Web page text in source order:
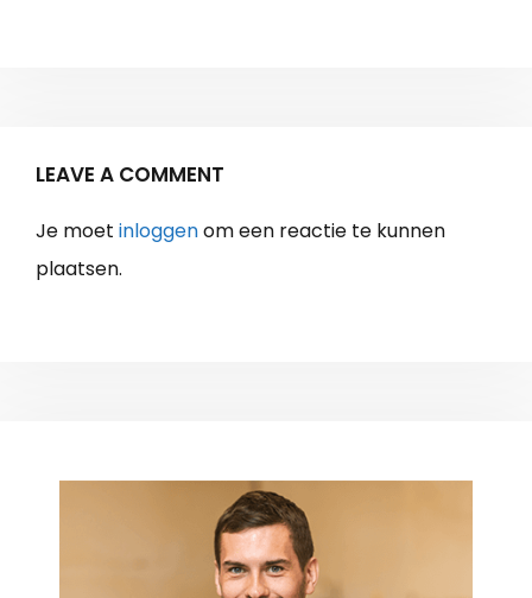
LEAVE A COMMENT
Je moet inloggenom een reactie te kunnen
plaatsen.